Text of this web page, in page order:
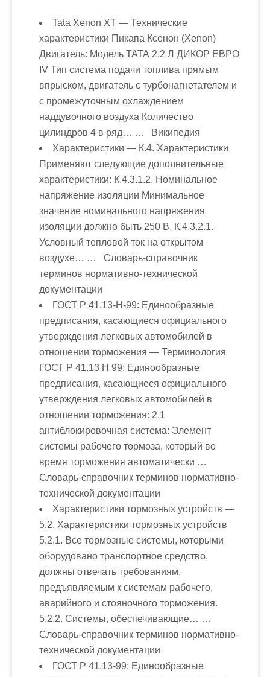
Tata Xenon XT — Технические
характеристики Пикапа Ксенон (Xenon)
Двигатель: Модель ТАТА 2.2 Л ДИКОР ЕВРО
IV Тип система подачи топлива прямым
впрыском, двигатель с турбонагнетателем и
с промежуточным охлаждением
наддувочного воздуха Количество
цилиндров 4 в ряд… … Википедия
Характеристики — К.4. Характеристики
Применяют следующие дополнительные
характеристики: К.4.3.1.2. Номинальное
напряжение изоляции Минимальное
значение номинального напряжения
изоляции должно быть 250 В. К.4.3.2.1.
Условный тепловой ток на открытом
воздухе… … Словарь-справочник
терминов нормативно-технической
документации
ГОСТ Р 41.13-H-99: Единообразные
предписания, касающиеся официального
утверждения легковых автомобилей в
отношении торможения — Терминология
ГОСТ Р 41.13 H 99: Единообразные
предписания, касающиеся официального
утверждения легковых автомобилей в
отношении торможения: 2.1
антиблокировочная система: Элемент
системы рабочего тормоза, который во
время торможения автоматически …
Словарь-справочник терминов нормативно-
технической документации
Характеристики тормозных устройств —
5.2. Характеристики тормозных устройств
5.2.1. Все тормозные системы, которыми
оборудовано транспортное средство,
должны отвечать требованиям,
предъявляемым к системам рабочего,
аварийного и стояночного торможения.
5.2.2. Системы, обеспечивающие… …
Словарь-справочник терминов нормативно-
технической документации
ГОСТ Р 41.13-99: Единообразные